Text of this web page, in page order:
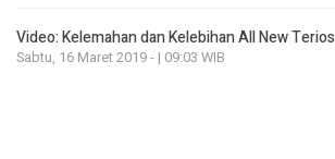
Video: Kelemahan dan Kelebihan All New Terios
Sabtu, 16 Maret 2019 - | 09:03 WIB